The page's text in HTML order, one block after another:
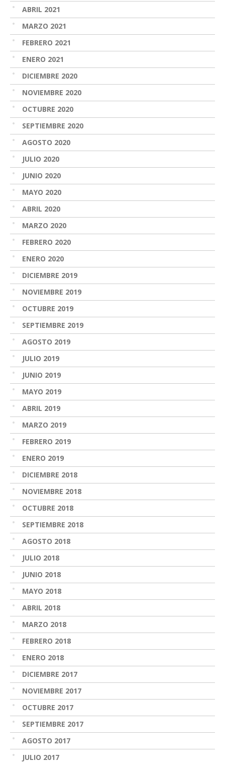
ABRIL 2021
MARZO 2021
FEBRERO 2021
ENERO 2021
DICIEMBRE 2020
NOVIEMBRE 2020
OCTUBRE 2020
SEPTIEMBRE 2020
AGOSTO 2020
JULIO 2020
JUNIO 2020
MAYO 2020
ABRIL 2020
MARZO 2020
FEBRERO 2020
ENERO 2020
DICIEMBRE 2019
NOVIEMBRE 2019
OCTUBRE 2019
SEPTIEMBRE 2019
AGOSTO 2019
JULIO 2019
JUNIO 2019
MAYO 2019
ABRIL 2019
MARZO 2019
FEBRERO 2019
ENERO 2019
DICIEMBRE 2018
NOVIEMBRE 2018
OCTUBRE 2018
SEPTIEMBRE 2018
AGOSTO 2018
JULIO 2018
JUNIO 2018
MAYO 2018
ABRIL 2018
MARZO 2018
FEBRERO 2018
ENERO 2018
DICIEMBRE 2017
NOVIEMBRE 2017
OCTUBRE 2017
SEPTIEMBRE 2017
AGOSTO 2017
JULIO 2017